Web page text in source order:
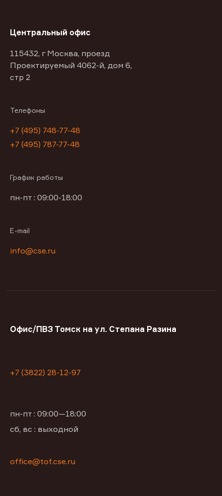
Центральный офис
115432, г Москва, проезд
Проектируемый 4062-й, дом 6,
стр 2
Телефоны
+7 (495) 748-77-48
+7 (495) 787-77-48
График работы
пн-пт : 09:00-18:00
E-mail
info@cse.ru
Офис/ПВЗ Томск на ул. Степана Разина
+7 (3822) 28-12-97
пн-пт : 09:00—18:00
сб, вс : выходной
office@tof.cse.ru